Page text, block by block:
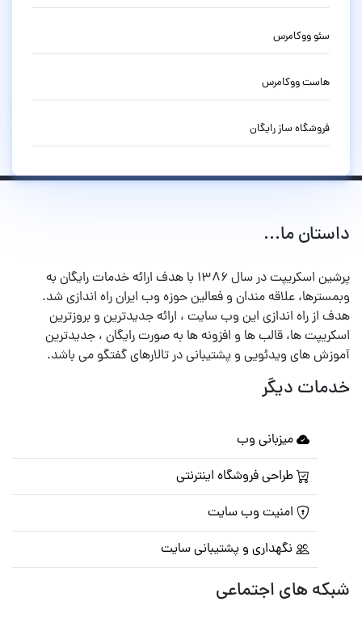
سئو ووکامرس
هاست ووکامرس
فروشگاه ساز رایگان
داستان ما...
پرشین اسکریپت در سال ۱۳۸۶ با هدف ارائه خدمات رایگان به
وبمسترها، علاقه مندان و فعالین حوزه وب ایران راه اندازی شد.
هدف از راه اندازی این وب سایت ، ارائه جدیدترین و بروزترین
اسکریپت ها، قالب ها و افزونه ها به صورت رایگان ، جدیدترین
آموزش های ویدئویی و پشتیبانی در تالارهای گفتگو می باشد.
خدمات دیگر
میزبانی وب
طراحی فروشگاه اینترنتی
امنیت وب سایت
نگهداری و پشتیبانی سایت
شبکه های اجتماعی